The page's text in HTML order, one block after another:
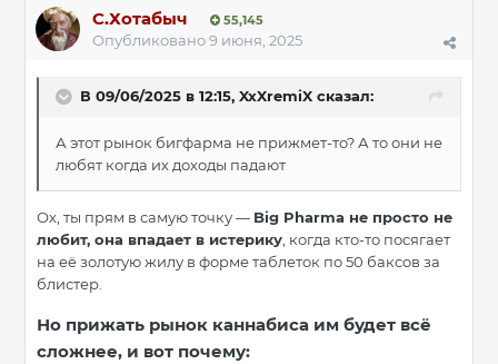
С.Хотабыч 55,145
Опубликовано9 июня, 2025
В 09/06/2025 в 12:15, XxXremiX сказал:
А этот рынок бигфарма не прижмет-то? А то они не
любят когда их доходы падают
Ох, ты прям в самую точку — Big Pharma не просто не
любит, она впадает в истерику , когда кто-то посягает
на её золотую жилу в форме таблеток по 50 баксов за
блистер.
Но прижать рынок каннабиса им будет всё
сложнее, и вот почему: